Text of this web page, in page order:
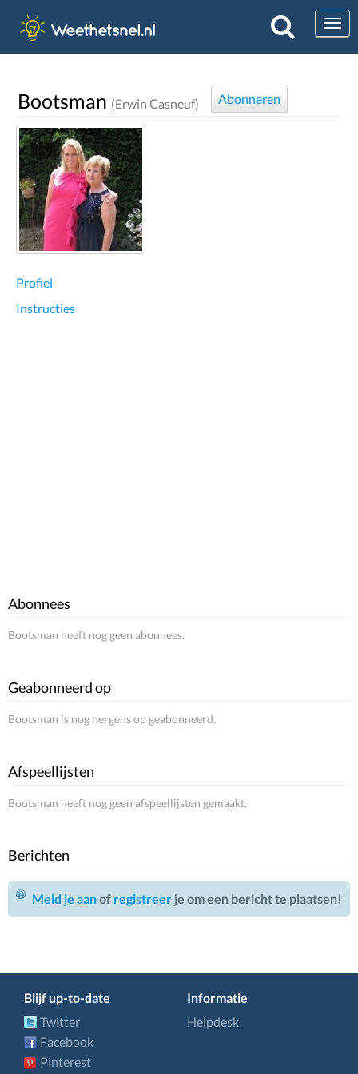
Bootsman (Erwin Casneuf) Abonneren
Profiel
Instructies
Abonnees
Bootsman heeft nog geen abonnees.
Geabonneerd op
Bootsman is nog nergens op geabonneerd.
Afspeellijsten
Bootsman heeft nog geen afspeellijsten gemaakt.
Berichten
Meld je aanof registreer je om een bericht te plaatsen!
Blijf up-to-date
Twitter
Facebook
Pinterest
Informatie
Helpdesk